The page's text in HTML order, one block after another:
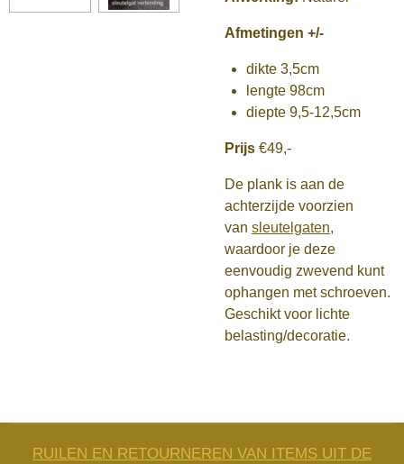
Afmetingen +/-
dikte 3,5cm
lengte 98cm
diepte 9,5-12,5cm
Prijs €49,-
De plank is aan de
achterzijde voorzien
van sleutelgaten,
waardoor je deze
eenvoudig zwevend kunt
ophangen met schroeven.
Geschikt voor lichte
belasting/decoratie.
RUILEN EN RETOURNEREN VAN ITEMS UIT DE